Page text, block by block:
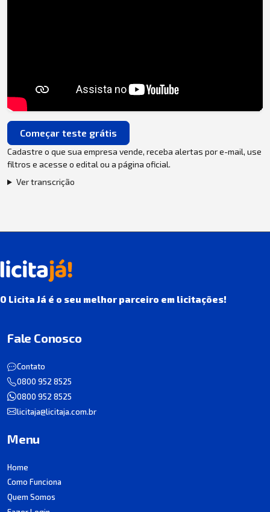
Começar teste grátis
Cadastre o que sua empresa vende, receba alertas por e-mail, use
filtros e acesse o edital ou a página oficial.
Ver transcrição
O Licita Já é o seu melhor parceiro em licitações!
Fale Conosco
Contato
0800 952 8525
0800 952 8525
licitaja@licitaja.com.br
Menu
Home
Como Funciona
Quem Somos